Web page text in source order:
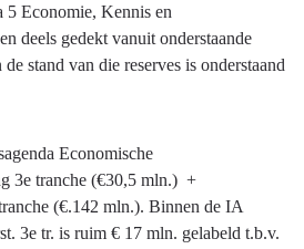
5 Economie, Kennis en
deels gedekt vanuit onderstaande
stand van die reserves is onderstaand
Economische
3e tranche (€30,5 mln.) +
(€.142 mln.). Binnen de IA
3e tr. is ruim € 17 mln. gelabeld t.b.v.